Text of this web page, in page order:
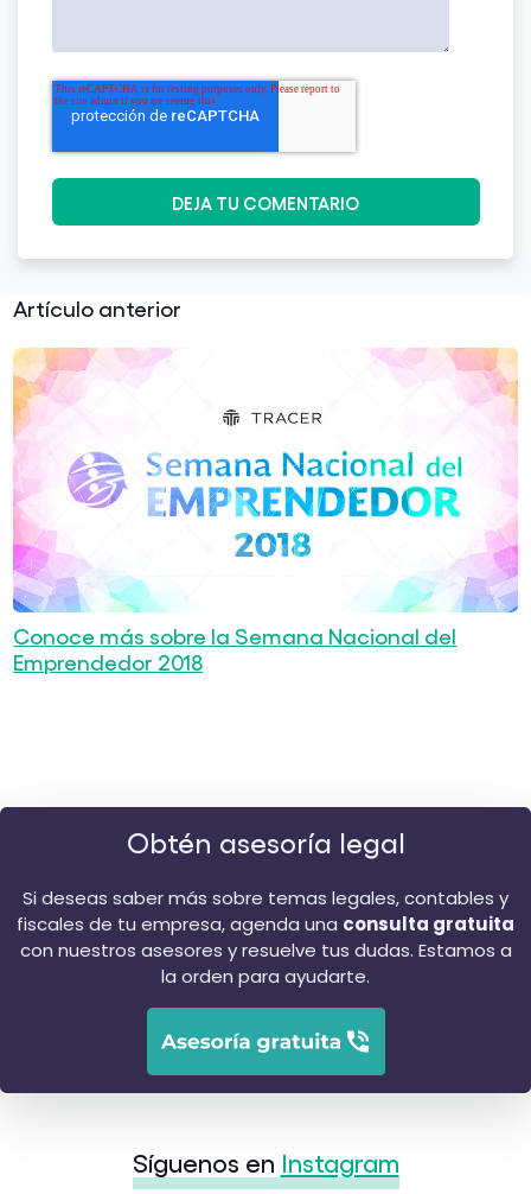
Artículo anterior
Conoce más sobre la Semana Nacional del
Emprendedor 2018
Obtén asesoría legal
Si deseas saber más sobre temas legales, contables y
fiscales de tu empresa, agenda una consulta gratuita
con nuestros asesores y resuelve tus dudas. Estamos a
la orden para ayudarte.
Síguenos en Instagram